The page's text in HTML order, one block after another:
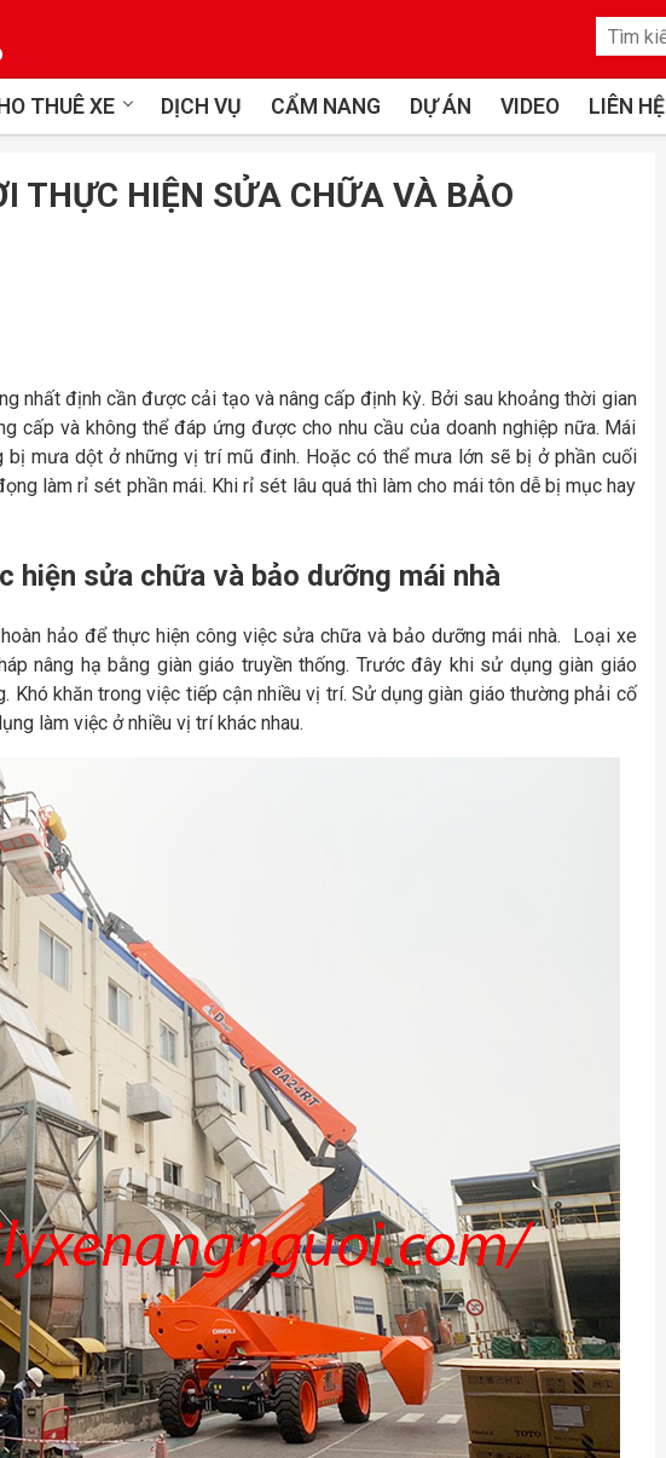
THUÊ XE DỊCH VỤ CẨM NANG DỰ ÁN VIDEO LIÊN HỆ
THỰC HIỆN SỬA CHỮA VÀ BẢO
nhất định cần được cải tạo và nâng cấp định kỳ. Bởi sau khoảng thời gian
cấp và không thể đáp ứng được cho nhu cầu của doanh nghiệp nữa. Mái
mưa dột ở những vị trí mũ đinh. Hoặc có thể mưa lớn sẽ bị ở phần cuối
làm rỉ sét phần mái. Khi rỉ sét lâu quá thì làm cho mái tôn dễ bị mục hay
hiện sửa chữa và bảo dưỡng mái nhà
hảo để thực hiện công việc sửa chữa và bảo dưỡng mái nhà. Loại xe
nâng hạ bằng giàn giáo truyền thống. Trước đây khi sử dụng giàn giáo
Khó khăn trong việc tiếp cận nhiều vị trí. Sử dụng giàn giáo thường phải cố
làm việc ở nhiều vị trí khác nhau.